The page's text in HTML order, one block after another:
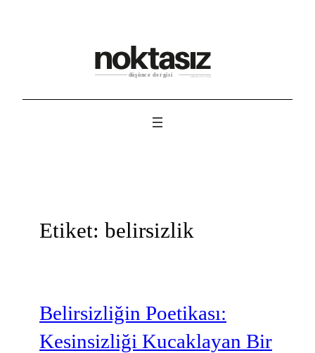
Etiket: belirsizlik
Belirsizliğin Poetikası:
Kesinsizliği Kucaklayan Bir